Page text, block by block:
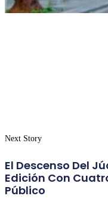
Next Story
El Descenso Del
Edición Con
Público